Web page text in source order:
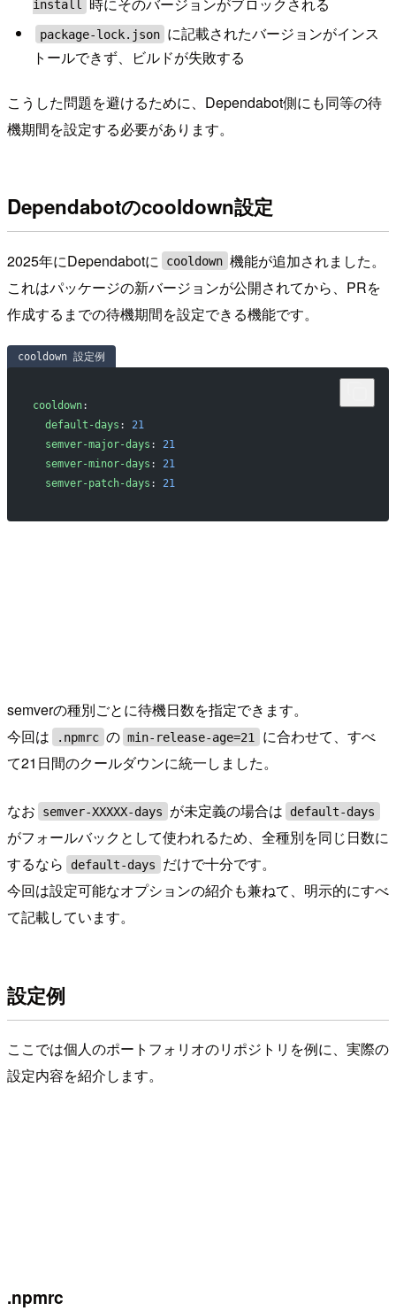
install
package-lock.json に記載されたバージョンがインス
トールできず、ビルドが失敗する
こうした問題を避けるために、Dependabot側にも同等の待
機期間を設定する必要があります。
Dependabotのcooldown設定
2025年にDependabotに cooldown 機能が追加されました。
これはパッケージの新バージョンが公開されてから、PRを
作成するまでの待機期間を設定できる機能です。
cooldown 設定例
cooldown:
  default-days
: 21
  semver-major-days
: 21
  semver-minor-days
: 21
  semver-patch-days
: 21
semverの種別ごとに待機日数を指定できます。
今回は
.npmrc の min-release-age=21
に合わせて、すべ
て21日間のクールダウンに統一しました。
なお semver-XXXXX-days が未定義の場合は default-days
がフォールバックとして使われるため、全種別を同じ日数に
するなら
default-days
だけで十分です。
今回は設定可能なオプションの紹介も兼ねて、明示的にすべ
て記載しています。
設定例
ここでは個人のポートフォリオのリポジトリを例に、実際の
設定内容を紹介します。
.npmrc